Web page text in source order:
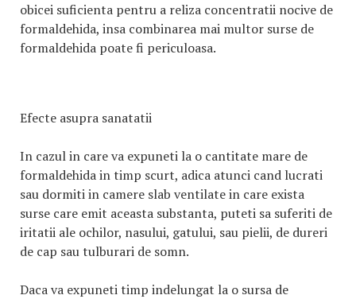
obicei suficienta pentru a reliza concentratii nocive de
formaldehida, insa combinarea mai multor surse de
formaldehida poate fi periculoasa.
Efecte asupra sanatatii
In cazul in care va expuneti la o cantitate mare de
formaldehida in timp scurt, adica atunci cand lucrati
sau dormiti in camere slab ventilate in care exista
surse care emit aceasta substanta, puteti sa suferiti de
iritatii ale ochilor, nasului, gatului, sau pielii, de dureri
de cap sau tulburari de somn.
Daca va expuneti timp indelungat la o sursa de